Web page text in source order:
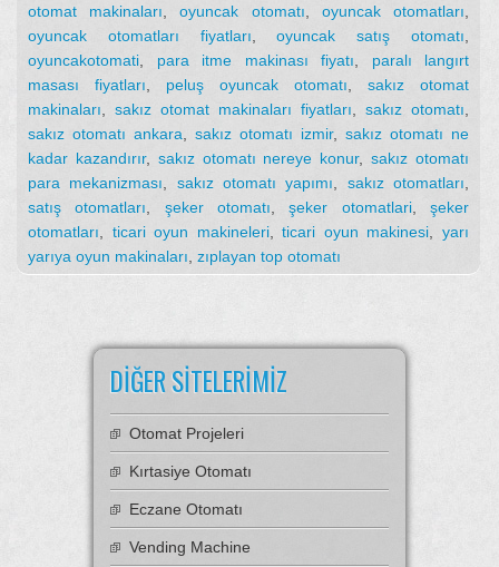
otomat makinaları ,oyuncak otomatı oyuncak otomatları
oyuncak otomatları fiyatları ,oyuncak satış otomatı
oyuncakotomati
para itme makinası fiyatı
paralı langırt
masası fiyatları
peluş oyuncak otomatı
sakız otomat
makinaları
sakız otomat makinaları fiyatları sakız otomatı
sakız otomatı ankara
sakız otomatı izmir, sakız otomatı ne
kadar kazandırır, sakız otomatı nereye konur,sakız otomatı
para mekanizması
sakız otomatı yapımı sakız otomatları
satış otomatları
şeker otomatı ,şeker otomatlari,şeker
otomatları
ticari oyun makineleri,ticari oyun makinesi ,yarı
yarıya oyun makinaları zıplayan top otomatı
DIĞER SITELERIMIZ
Otomat Projeleri
Kırtasiye Otomatı
Eczane Otomatı
Vending Machine